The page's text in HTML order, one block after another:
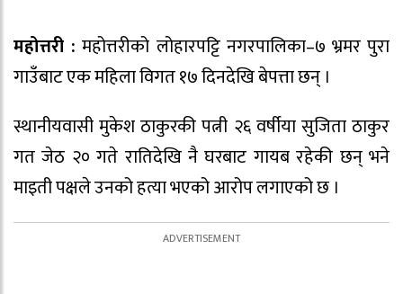
महोत्तरी : महोत्तरीको लोहारपट्टि नगरपालिका–७ भ्रमर पुरा
गाउँबाट एक महिला विगत १७ दिनदेखि बेपत्ता छन् ।
स्थानीयवासी मुकेश ठाकुरकी पत्नी २६ वर्षीया सुजिता ठाकुर
गत जेठ २० गते रातिदेखि नै घरबाट गायब रहेकी छन् भने
माइती पक्षले उनको हत्या भएको आरोप लगाएको छ ।